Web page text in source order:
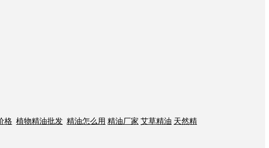
格 植物精油批发 精油怎么用 精油厂家 艾草精油 天然精